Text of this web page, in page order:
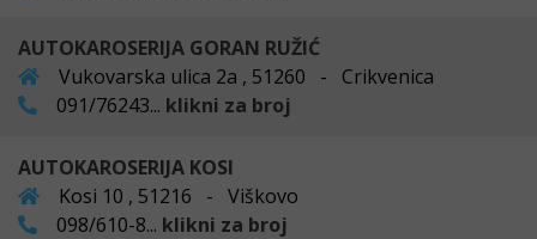
AUTOKAROSERIJA GORAN RUŽIĆ
Vukovarska ulica 2a , 51260 - Crikvenica
091/76243... klikni za broj
AUTOKAROSERIJA KOSI
Kosi 10 , 51216 - Viškovo
098/610-8... klikni za broj